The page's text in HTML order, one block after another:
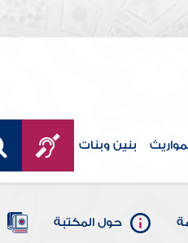
بنين وبنات
حول المكتبة